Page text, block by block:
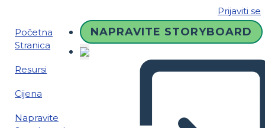
Prijaviti se
Početna
Stranica
Resursi
Cijena
Napravite
NAPRAVITE STORYBOARD